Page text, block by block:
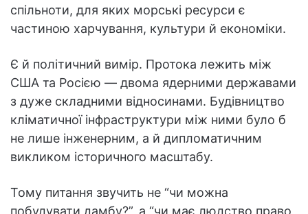
спільноти, для яких морські ресурси є
частиною харчування, культури й економіки.
Є й політичний вимір. Протока лежить між
США та Росією — двома ядерними державами
з дуже складними відносинами. Будівництво
кліматичної інфраструктури між ними було б
не лише інженерним, а й дипломатичним
викликом історичного масштабу.
Тому питання звучить не “чи можна
побудувати дамбу?”, а “чи має людство право